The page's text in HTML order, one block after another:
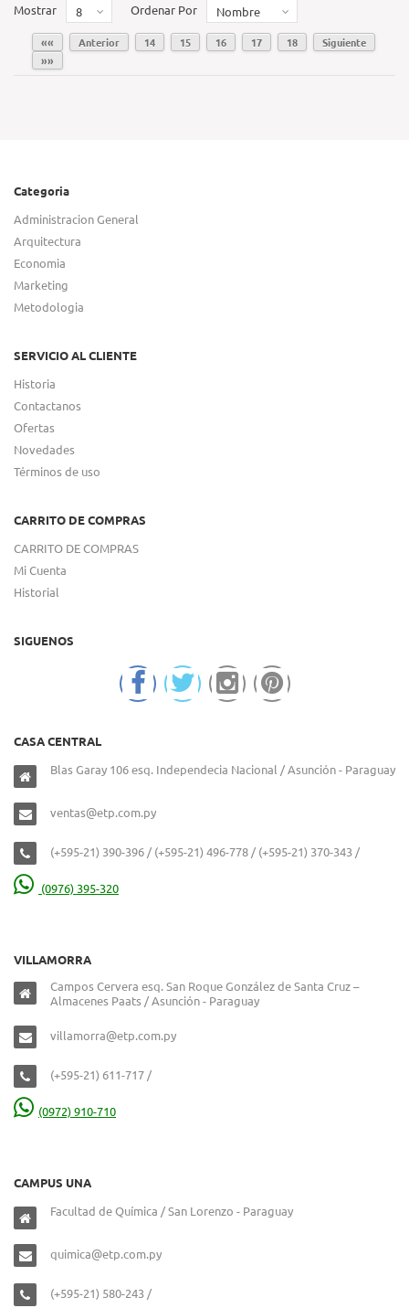
Mostrar 8 Ordenar Por Nombre
«« Anterior 14 15 16 17 18
Siguiente
»»
Categoria
Administracion General
Arquitectura
Economia
Marketing
Metodologia
SERVICIO AL CLIENTE
Historia
Contactanos
Ofertas
Novedades
Términos de uso
CARRITO DE COMPRAS
CARRITO DE COMPRAS
Mi Cuenta
Historial
SIGUENOS
CASA CENTRAL
Blas Garay 106 esq. Independecia Nacional / Asunción - Paraguay
ventas@etp.com.py
(+595-21) 390-396 / (+595-21) 496-778 / (+595-21) 370-343 /
(0976) 395-320
VILLAMORRA
Campos Cervera esq. San Roque González de Santa Cruz –
Almacenes Paats / Asunción - Paraguay
villamorra@etp.com.py
(+595-21) 611-717 /
(0972) 910-710
CAMPUS UNA
Facultad de Química / San Lorenzo - Paraguay
quimica@etp.com.py
(+595-21) 580-243 /